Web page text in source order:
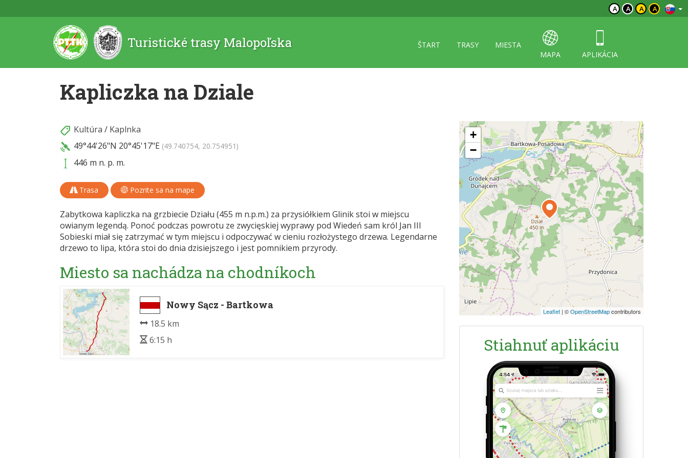
A A A A
Turistické trasy Malopoľska ŠTART TRASY
MIESTA
MAPA
APLIKÁCIA
Kapliczka na Dziale
Kultúra / Kaplnka
49°44'26"N 20°45'17"E (49.740754, 20.754951)
446 m n. p. m.
Trasa Pozrite sa na mape
Zabytkowa kapliczka na grzbiecie Działu (455 m n.p.m.) za przysiółkiem Glinik stoi w miejscu
owianym legendą. Ponoć podczas powrotu ze zwycięskiej wyprawy pod Wiedeń sam król Jan III
Sobieski miał się zatrzymać w tym miejscu i odpoczywać w cieniu rozłożystego drzewa. Legendarne
drzewo to lipa, która stoi do dnia dzisiejszego i jest pomnikiem przyrody.
Miesto sa nachádza na chodníkoch
Nowy Sącz - Bartkowa
18.5 km
6:15 h
+
−
Leaflet |©OpenStreetMapcontributors
Stiahnuť aplikáciu